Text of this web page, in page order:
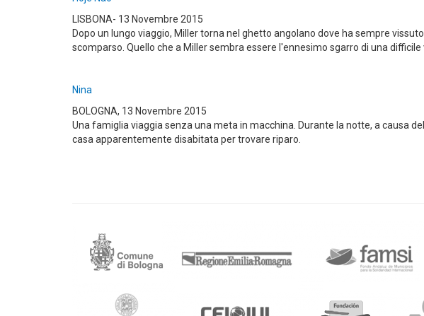
LISBONA- 13 Novembre 2015
Dopo un lungo viaggio, Miller torna nel ghetto angolano dove ha sempre
scomparso. Quello che a Miller sembra essere l'ennesimo sgarro di una
Nina
BOLOGNA, 13 Novembre 2015
Una famiglia viaggia senza una meta in macchina. Durante la notte, a causa
casa apparentemente disabitata per trovare riparo.